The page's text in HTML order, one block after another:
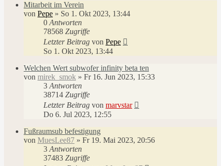
Mitarbeit im Verein
von Pepe » So 1. Okt 2023, 13:44
0 Antworten
78568 Zugriffe
Letzter Beitrag von Pepe
So 1. Okt 2023, 13:44
Welchen Wert subwofer infinity beta ten
von mirek_smok » Fr 16. Jun 2023, 15:33
3 Antworten
38714 Zugriffe
Letzter Beitrag von marvstar
Do 6. Jul 2023, 12:55
Fußraumsub befestigung
von MuesLee87 » Fr 19. Mai 2023, 20:56
3 Antworten
37483 Zugriffe